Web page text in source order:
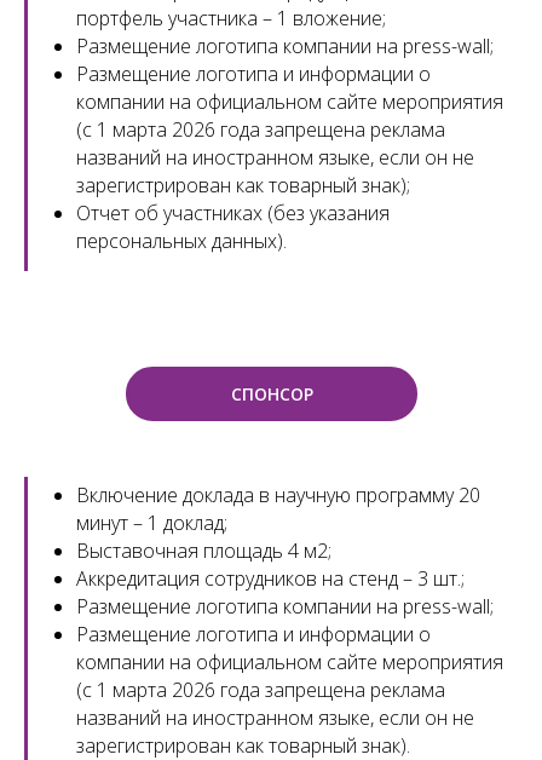
портфель участника – 1 вложение;
Размещение логотипа компании на press-wall;
Размещение логотипа и информации о
компании на официальном сайте мероприятия
(с 1 марта 2026 года запрещена реклама
названий на иностранном языке, если он не
зарегистрирован как товарный знак);
Отчет об участниках (без указания
персональных данных).
СПОНСОР
Включение доклада в научную программу 20
минут – 1 доклад;
Выставочная площадь 4 м2;
Аккредитация сотрудников на стенд – 3 шт.;
Размещение логотипа компании на press-wall;
Размещение логотипа и информации о
компании на официальном сайте мероприятия
(с 1 марта 2026 года запрещена реклама
названий на иностранном языке, если он не
зарегистрирован как товарный знак).